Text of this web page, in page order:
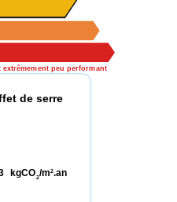
extrêmement peu performant
de serre
kgCO2/m2.an